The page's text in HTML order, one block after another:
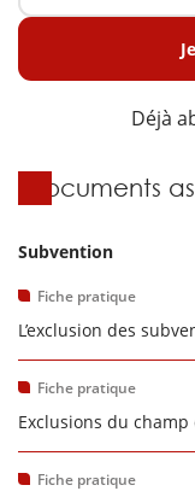
Déjà
Documents
Subvention
Fiche pratique
L’exclusion des
Fiche pratique
Exclusions du
Fiche pratique